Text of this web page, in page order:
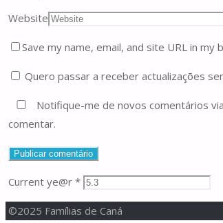
Website
Save my name, email, and site URL in
Quero passar a receber actualizações
Notifique-me de novos comentários
comentar.
Current ye@r *
©2025 Famílias de Caná